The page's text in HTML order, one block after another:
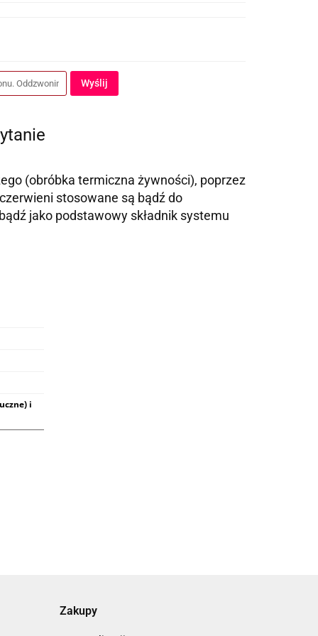
Wyślij
(obróbka termiczna żywności), poprzez
stosowane są bądź do
jako podstawowy składnik systemu
i
Zakupy